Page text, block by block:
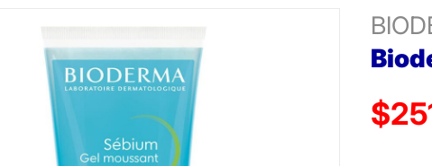
Precio